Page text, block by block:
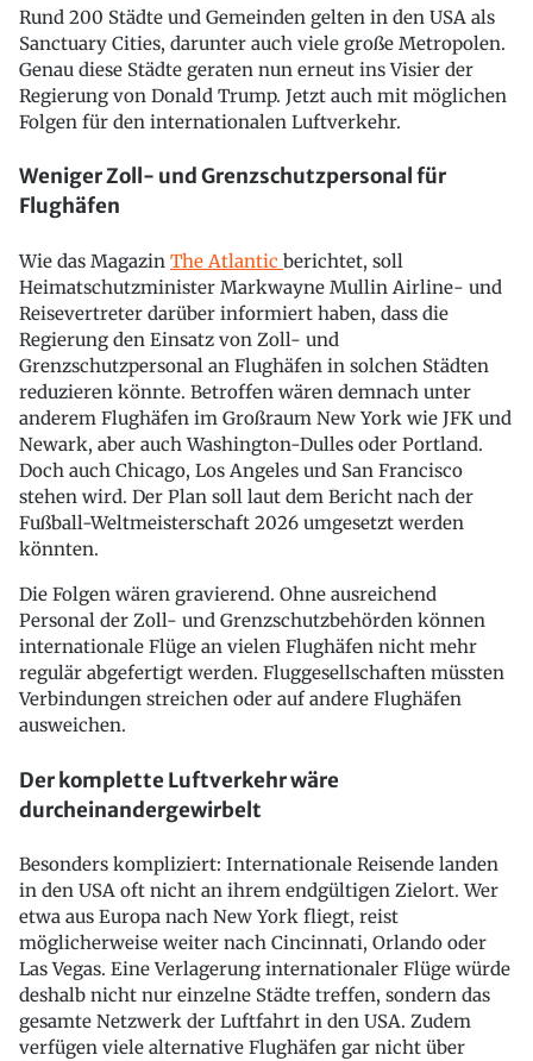
Rund 200 Städte und Gemeinden gelten in den USA als
Sanctuary Cities, darunter auch viele große Metropolen.
Genau diese Städte geraten nun erneut ins Visier der
Regierung von Donald Trump. Jetzt auch mit möglichen
Folgen für den internationalen Luftverkehr.
Weniger Zoll- und Grenzschutzpersonal für
Flughäfen
Wie das Magazin The Atlantic berichtet, soll
Heimatschutzminister Markwayne Mullin Airline- und
Reisevertreter darüber informiert haben, dass die
Regierung den Einsatz von Zoll- und
Grenzschutzpersonal an Flughäfen in solchen Städten
reduzieren könnte. Betroffen wären demnach unter
anderem Flughäfen im Großraum New York wie JFK und
Newark, aber auch Washington-Dulles oder Portland.
Doch auch Chicago, Los Angeles und San Francisco
stehen wird. Der Plan soll laut dem Bericht nach der
Fußball-Weltmeisterschaft 2026 umgesetzt werden
könnten.
Die Folgen wären gravierend. Ohne ausreichend
Personal der Zoll- und Grenzschutzbehörden können
internationale Flüge an vielen Flughäfen nicht mehr
regulär abgefertigt werden. Fluggesellschaften müssten
Verbindungen streichen oder auf andere Flughäfen
ausweichen.
Der komplette Luftverkehr wäre
durcheinandergewirbelt
Besonders kompliziert: Internationale Reisende landen
in den USA oft nicht an ihrem endgültigen Zielort. Wer
etwa aus Europa nach New York fliegt, reist
möglicherweise weiter nach Cincinnati, Orlando oder
Las Vegas. Eine Verlagerung internationaler Flüge würde
deshalb nicht nur einzelne Städte treffen, sondern das
gesamte Netzwerk der Luftfahrt in den USA. Zudem
verfügen viele alternative Flughäfen gar nicht über